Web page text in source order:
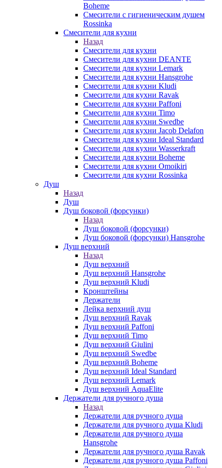
Boheme
Смесители с гигиеническим душем
Rossinka
Смесители для кухни
Назад
Смесители для кухни
Смесители для кухни DEANTE
Смесители для кухни Lemark
Смесители для кухни Hansgrohe
Смесители для кухни Kludi
Смесители для кухни Ravak
Смесители для кухни Paffoni
Смесители для кухни Timo
Смесители для кухни Swedbe
Смесители для кухни Jacob Delafon
Смесители для кухни Ideal Standard
Смесители для кухни Wasserkraft
Смесители для кухни Boheme
Смесители для кухни Omoikiri
Смесители для кухни Rossinka
Душ
Назад
Душ
Душ боковой (форсунки)
Назад
Душ боковой (форсунки)
Душ боковой (форсунки) Hansgrohe
Душ верхний
Назад
Душ верхний
Душ верхний Hansgrohe
Душ верхний Kludi
Кронштейны
Держатели
Лейка верхний душ
Душ верхний Ravak
Душ верхний Paffoni
Душ верхний Timo
Душ верхний Giulini
Душ верхний Swedbe
Душ верхний Boheme
Душ верхний Ideal Standard
Душ верхний Lemark
Душ верхний AquaElite
Держатели для ручного душа
Назад
Держатели для ручного душа
Держатели для ручного душа Kludi
Держатели для ручного душа
Hansgrohe
Держатели для ручного душа Ravak
Держатели для ручного душа Paffoni